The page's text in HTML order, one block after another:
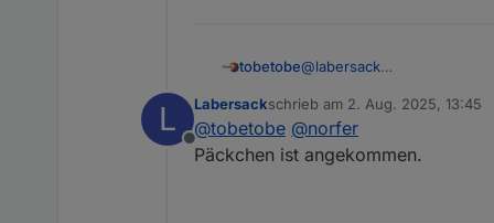
tobetobe@labersack
schön, dass es dein
einen ebenfalls defekten HM-LC-Sw2-FM
Reparatur versuchen,
Deinen ersten Post habe
PN.
Vielen Dank & Gruß
L
Offline
Labersackschrieb am 2. Aug. 2025, 13:45
zuletzt editiert von
@tobetobe @norfer
Päckchen ist angekommen.